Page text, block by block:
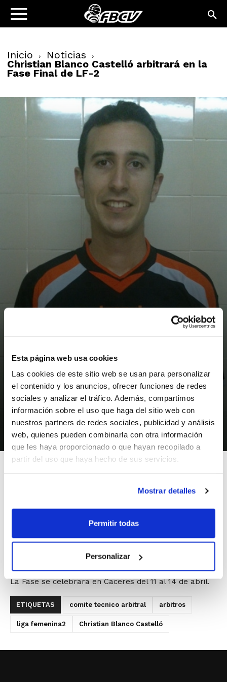
Esta página web usa cookies
Las cookies de este sitio web se usan para personalizar
el contenido y los anuncios, ofrecer funciones de redes
sociales y analizar el tráfico. Además, compartimos
información sobre el uso que haga del sitio web con
nuestros partners de redes sociales, publicidad y análisis
web, quienes pueden combinarla con otra información
que les haya proporcionado o que hayan recopilado a
partir del uso que haya hecho de sus servicios.
Mostrar detalles
Permitir todas
Personalizar
Inicio Noticias
Christian Blanco Castelló arbitrará en la
Fase Final de LF-2
Christian Blanco Castelló arbitrará en
la Fase Final de LF-2
05/04/2013
En ella, los mejores equipos conseguirán el ascenso a
Liga Femenina para la próxima temporada.
La Fase se celebrará en Cáceres del 11 al 14 de abril.
ETIQUETAS comite tecnico arbitral arbitros
liga femenina2 Christian Blanco Castelló